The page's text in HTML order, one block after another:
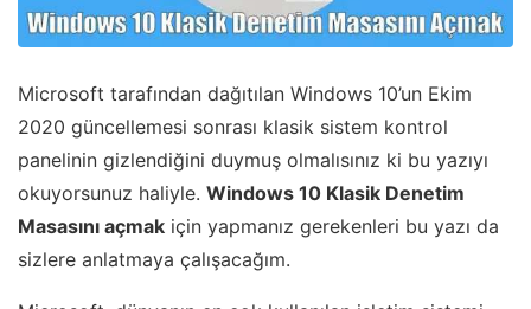
Microsoft tarafından dağıtılan Windows 10’un Ekim
2020 güncellemesi sonrası klasik sistem kontrol
panelinin gizlendiğini duymuş olmalısınız ki bu yazıyı
okuyorsunuz haliyle. Windows 10 Klasik Denetim
Masasını açmak için yapmanız gerekenleri bu yazı da
sizlere anlatmaya çalışacağım.